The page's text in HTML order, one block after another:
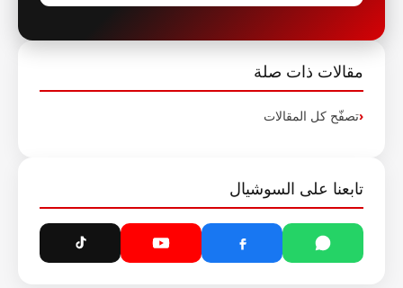
مقالات ذات صلة
تصفّح كل المقالات
تابعنا على السوشيال